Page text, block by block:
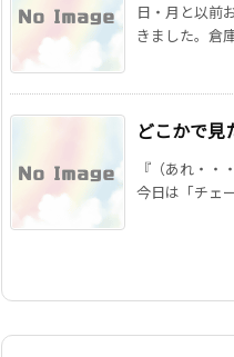
日・月と以前
きました。倉
どこかで見
『（あれ・・
今日は「チェ